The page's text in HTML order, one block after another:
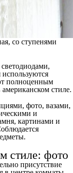
со ступенями
полноценным
стиле.
фото, вазами,
и
картинами и
стиле: фото
присутствие